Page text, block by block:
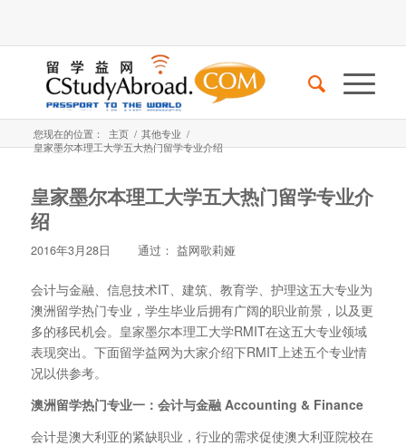
您现在的位置： 主页 / 其他专业 /
皇家墨尔本理工大学五大热门留学专业介绍
皇家墨尔本理工大学五大热门留学专业介
绍
2016年3月28日 通过： 益网歌莉娅
会计与金融、信息技术IT、建筑、教育学、护理这五大专业为
澳洲留学热门专业，学生毕业后拥有广阔的职业前景，以及更
多的移民机会。皇家墨尔本理工大学RMIT在这五大专业领域
表现突出。下面留学益网为大家介绍下RMIT上述五个专业情
况以供参考。
澳洲留学热门专业一：会计与金融 Accounting & Finance
会计是澳大利亚的紧缺职业，行业的需求促使澳大利亚院校在